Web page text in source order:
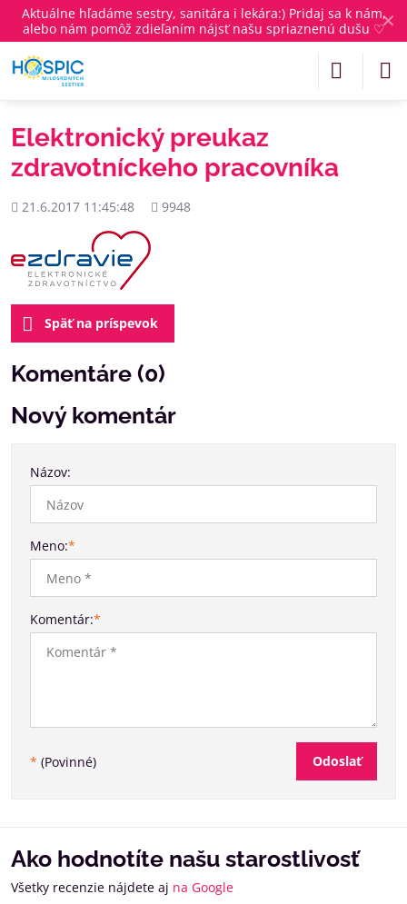
✕
Aktuálne hľadáme sestry, sanitára i lekára:) Pridaj sa k nám,
alebo nám pomôž zdieľaním nájsť našu spriaznenú dušu ♡
Elektronický preukaz
zdravotníckeho pracovníka
Pridané
21.6.2017 11:45:48
Počet
9948
Späť na príspevok
Komentáre (0)
Nový komentár
Názov:
Meno:*
Komentár:*
* (Povinné) Odoslať
Ako hodnotíte našu starostlivosť
Všetky recenzie nájdete aj na Google